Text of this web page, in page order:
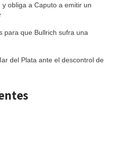
obliga a Caputo a emitir un
para que Bullrich sufra una
del Plata ante el descontrol de